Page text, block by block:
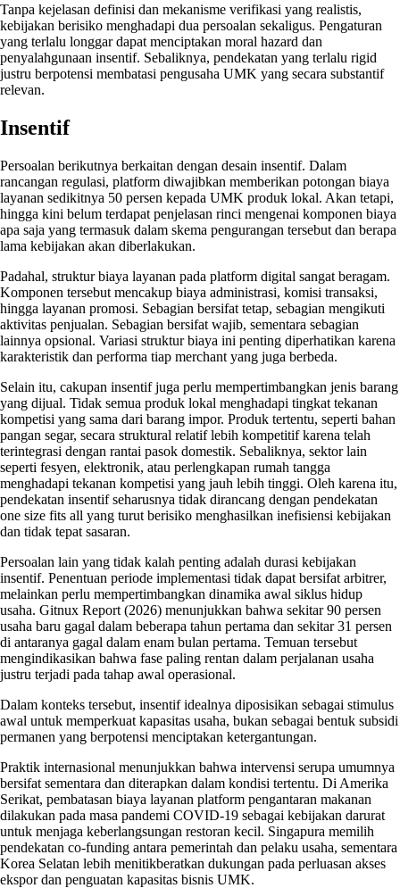
Tanpa kejelasan definisi dan mekanisme verifikasi yang realistis,
kebijakan berisiko menghadapi dua persoalan sekaligus. Pengaturan
yang terlalu longgar dapat menciptakan moral hazard dan
penyalahgunaan insentif. Sebaliknya, pendekatan yang terlalu rigid
justru berpotensi membatasi pengusaha UMK yang secara substantif
relevan.
Insentif
Persoalan berikutnya berkaitan dengan desain insentif. Dalam
rancangan regulasi, platform diwajibkan memberikan potongan biaya
layanan sedikitnya 50 persen kepada UMK produk lokal. Akan tetapi,
hingga kini belum terdapat penjelasan rinci mengenai komponen biaya
apa saja yang termasuk dalam skema pengurangan tersebut dan berapa
lama kebijakan akan diberlakukan.
Padahal, struktur biaya layanan pada platform digital sangat beragam.
Komponen tersebut mencakup biaya administrasi, komisi transaksi,
hingga layanan promosi. Sebagian bersifat tetap, sebagian mengikuti
aktivitas penjualan. Sebagian bersifat wajib, sementara sebagian
lainnya opsional. Variasi struktur biaya ini penting diperhatikan karena
karakteristik dan performa tiap merchant yang juga berbeda.
Selain itu, cakupan insentif juga perlu mempertimbangkan jenis barang
yang dijual. Tidak semua produk lokal menghadapi tingkat tekanan
kompetisi yang sama dari barang impor. Produk tertentu, seperti bahan
pangan segar, secara struktural relatif lebih kompetitif karena telah
terintegrasi dengan rantai pasok domestik. Sebaliknya, sektor lain
seperti fesyen, elektronik, atau perlengkapan rumah tangga
menghadapi tekanan kompetisi yang jauh lebih tinggi. Oleh karena itu,
pendekatan insentif seharusnya tidak dirancang dengan pendekatan
one size fits all yang turut berisiko menghasilkan inefisiensi kebijakan
dan tidak tepat sasaran.
Persoalan lain yang tidak kalah penting adalah durasi kebijakan
insentif. Penentuan periode implementasi tidak dapat bersifat arbitrer,
melainkan perlu mempertimbangkan dinamika awal siklus hidup
usaha. Gitnux Report (2026) menunjukkan bahwa sekitar 90 persen
usaha baru gagal dalam beberapa tahun pertama dan sekitar 31 persen
di antaranya gagal dalam enam bulan pertama. Temuan tersebut
mengindikasikan bahwa fase paling rentan dalam perjalanan usaha
justru terjadi pada tahap awal operasional.
Dalam konteks tersebut, insentif idealnya diposisikan sebagai stimulus
awal untuk memperkuat kapasitas usaha, bukan sebagai bentuk subsidi
permanen yang berpotensi menciptakan ketergantungan.
Praktik internasional menunjukkan bahwa intervensi serupa umumnya
bersifat sementara dan diterapkan dalam kondisi tertentu. Di Amerika
Serikat, pembatasan biaya layanan platform pengantaran makanan
dilakukan pada masa pandemi COVID-19 sebagai kebijakan darurat
untuk menjaga keberlangsungan restoran kecil. Singapura memilih
pendekatan co-funding antara pemerintah dan pelaku usaha, sementara
Korea Selatan lebih menitikberatkan dukungan pada perluasan akses
ekspor dan penguatan kapasitas bisnis UMK.